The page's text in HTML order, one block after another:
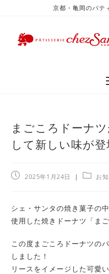
京都・亀岡のパテ
まごころドーナ
して新しい味が登
2025年1月24日 お
シェ・サンタの焼き菓子の
使用した焼きドーナツ「ま
この度まごころドーナツの
しました！
リースをイメージした可愛